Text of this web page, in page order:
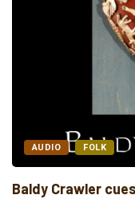
AUDIO FOLK
Baldy Crawler